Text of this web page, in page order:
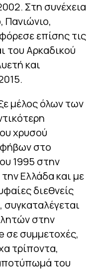
Στη συνέχεια
Πανιώνιο,
επίσης τις
του Αρκαδικού
και
μέλος όλων των
χρυσού
στο
1995 στην
Ελλάδα και με
διεθνείς
στην
σε συμμετοχές,
τρίποντα,
του